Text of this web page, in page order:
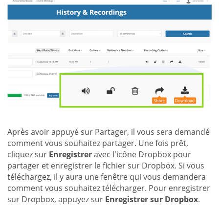
Après avoir appuyé sur Partager, il vous sera demandé
comment vous souhaitez partager. Une fois prêt,
cliquez sur Enregistreravec l'icône Dropbox pour
partager et enregistrer le fichier sur Dropbox. Si vous
téléchargez, il y aura une fenêtre qui vous demandera
comment vous souhaitez télécharger. Pour enregistrer
sur Dropbox, appuyez sur Enregistrer sur Dropbox.